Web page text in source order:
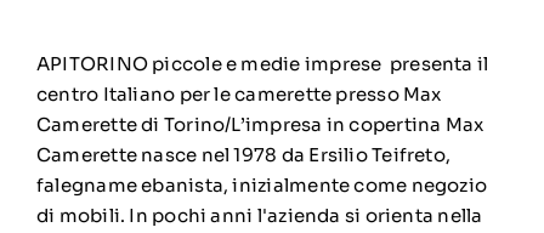
APITORINO piccole e medie imprese presenta il
centro Italiano per le camerette presso Max
Camerette di Torino/L’impresa in copertina Max
Camerette nasce nel 1978 da Ersilio Teifreto,
falegname ebanista, inizialmente come negozio
di mobili. In pochi anni l'azienda si orienta nella